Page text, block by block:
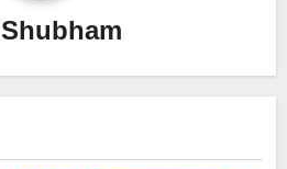
Shubham